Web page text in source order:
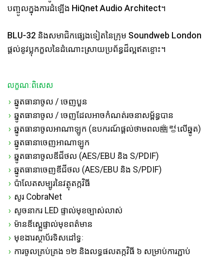
បញ្ចូលក្នុងការដំឡើង HiQnet Audio Architect។
BLU-32 និងសមាជិកផ្សេងទៀតនៃក្រុម Soundweb London
ផ្តល់នូវប្លុកក្ខលនៃដំណោះស្រាយប្រព័ន្ធដ៏ល្អឥតខ្ចោះ។
លក្ខណៈពិសេស
ឆ្នូត​ធានា​ចូល / ចេញ​បួន
ឆ្នូត​ធានា​ចូល / ចេញ​ដែល​អាច​កំណត់​រចនាសម្ព័ន្ធ​បាន
ឆ្នូត​ធានា​ចូល​អាណាឡូក (ឧបករណ៍​ផ្តល់​ថាមពល幽령​លើ​ឆ្នូត)
ឆ្នូត​ធានា​ចេញ​អាណាឡូក
ឆ្នូត​ធានា​ចូល​ឌីជីថល (AES/EBU និង S/PDIF)
ឆ្នូត​ធានា​ចេញ​ឌីជីថល (AES/EBU និង S/PDIF)
ប៉ាលែត​សម្បូរ​នៃ​វត្ថុ​តក្កវិធី
សូរ​ CobraNet
សូចនាករ LED ផ្ទាល់មុខ​ច្បាស់លាស់
ម៉ាន​ឌីស្ព្លេ​ផ្ទាល់មុខ​ពត៌មាន
មុខងារ​ស្ថាប័រ​ទិស​ដៅ​ទ្វៈ
ការ​ចូល​គ្រប់គ្រង ១២ និង​លទ្ធផល​តក្កវិធី ៦ សម្រាប់​ការ​ភ្ជាប់